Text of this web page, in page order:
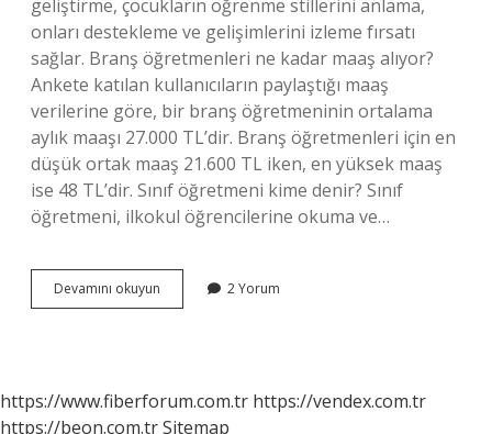
geliştirme, çocukların öğrenme stillerini anlama,
onları destekleme ve gelişimlerini izleme fırsatı
sağlar. Branş öğretmenleri ne kadar maaş alıyor?
Ankete katılan kullanıcıların paylaştığı maaş
verilerine göre, bir branş öğretmeninin ortalama
aylık maaşı 27.000 TL’dir. Branş öğretmenleri için en
düşük ortak maaş 21.600 TL iken, en yüksek maaş
ise 48 TL’dir. Sınıf öğretmeni kime denir? Sınıf
öğretmeni, ilkokul öğrencilerine okuma ve…
Devamını okuyun
Öğretmeni
2 Yorum
https://www.fiberforum.com.tr https://vendex.com.tr
https://beon.com.trSitemap